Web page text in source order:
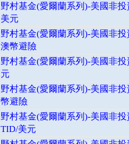
野村基金(愛爾蘭系列)-美國非
美元
野村基金(愛爾蘭系列)-美國非
澳幣避險
野村基金(愛爾蘭系列)-美國非
元
野村基金(愛爾蘭系列)-美國非
幣避險
野村基金(愛爾蘭系列)-美國非
TID/美元